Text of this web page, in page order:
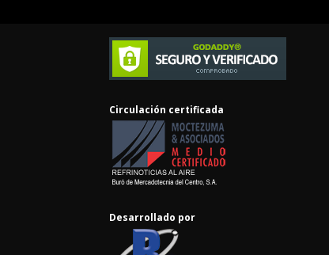
Circulación certificada
Desarrollado por